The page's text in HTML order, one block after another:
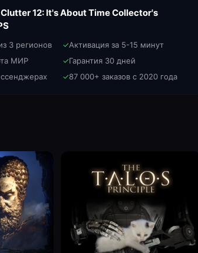
Clutter 12: It's About Time Collector's
3 регионов ✓Активация за 5-15 минут
МИР ✓Гарантия 30 дней
✓87 000+ заказов с 2020 года